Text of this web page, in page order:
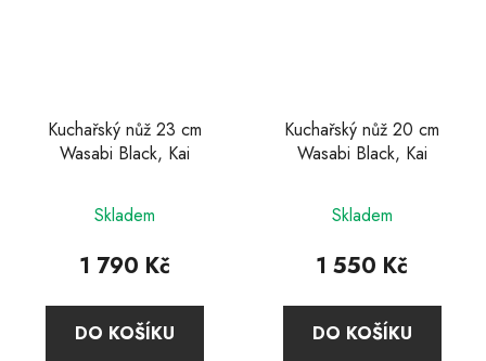
Kuchařský nůž 23 cm
Wasabi Black, Kai
Skladem
1 790 Kč
DO KOŠÍKU
Kuchařský nůž 20 cm
Wasabi Black, Kai
hodnocení
produktu
4,7
z
Skladem
1 550 Kč
DO KOŠÍKU